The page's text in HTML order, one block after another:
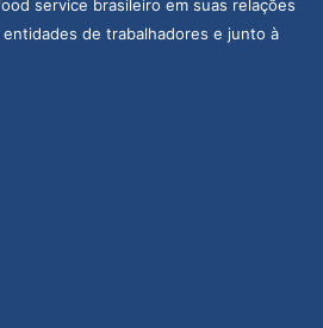
service brasileiro em suas relações
de trabalhadores e junto à